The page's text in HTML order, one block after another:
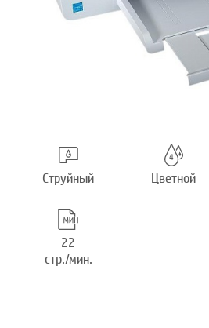
Струйный Цветной
22
стр./мин.